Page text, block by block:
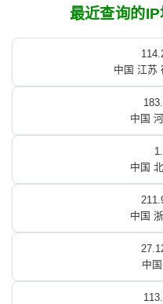
最近查询的
中国 江苏
中国
中国
中国
中